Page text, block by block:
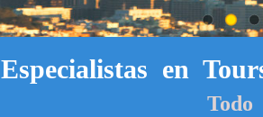
Especialistas en